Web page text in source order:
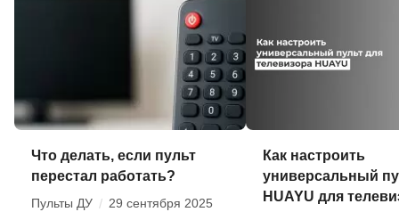
Что делать, если пульт
перестал работать?
Пульты ДУ / 29 сентября 2025
Как настроить
универсальный
HUAYU для